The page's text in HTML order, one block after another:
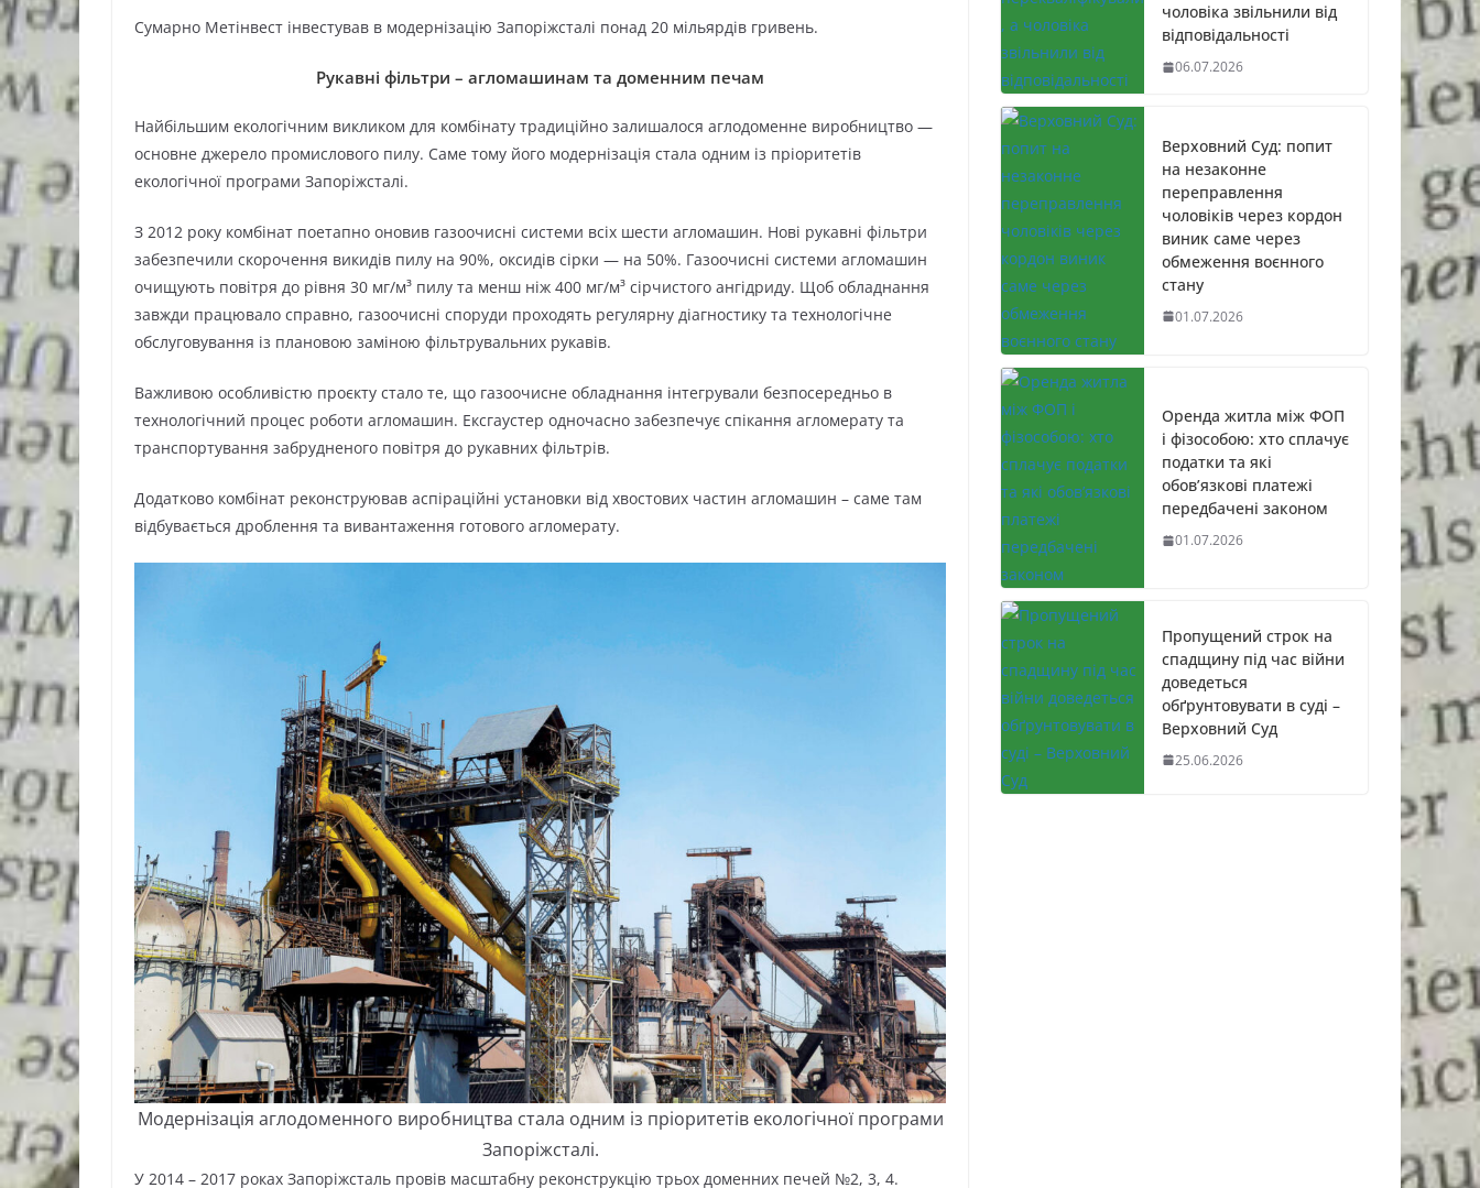
Сумарно Метінвест інвестував в модернізацію Запоріжсталі понад 20 мільярдів гривень.
Рукавні фільтри – агломашинам та доменним печам
Найбільшим екологічним викликом для комбінату традиційно залишалося аглодоменне виробництво —
основне джерело промислового пилу. Саме тому його модернізація стала одним із пріоритетів
екологічної програми Запоріжсталі.
З 2012 року комбінат поетапно оновив газоочисні системи всіх шести агломашин. Нові рукавні фільтри
забезпечили скорочення викидів пилу на 90%, оксидів сірки — на 50%. Газоочисні системи агломашин
очищують повітря до рівня 30 мг/м³ пилу та менш ніж 400 мг/м³ сірчистого ангідриду. Щоб обладнання
завжди працювало справно, газоочисні споруди проходять регулярну діагностику та технологічне
обслуговування із плановою заміною фільтрувальних рукавів.
Важливою особливістю проєкту стало те, що газоочисне обладнання інтегрували безпосередньо в
технологічний процес роботи агломашин. Ексгаустер одночасно забезпечує спікання агломерату та
транспортування забрудненого повітря до рукавних фільтрів.
Додатково комбінат реконструював аспіраційні установки від хвостових частин агломашин – саме там
відбувається дроблення та вивантаження готового агломерату.
Модернізація аглодоменного виробництва стала одним із пріоритетів екологічної програми
Запоріжсталі.
У 2014 – 2017 роках Запоріжсталь провів масштабну реконструкцію трьох доменних печей №2, 3, 4.
чоловіка звільнили від
відповідальності
06.07.2026
Верховний Суд: попит
на незаконне
переправлення
чоловіків через кордон
виник саме через
обмеження воєнного
стану
01.07.2026
Оренда житла між ФОП
і фізособою: хто сплачує
податки та які
обов’язкові платежі
передбачені законом
01.07.2026
Пропущений строк на
спадщину під час війни
доведеться
обґрунтовувати в суді –
Верховний Суд
25.06.2026